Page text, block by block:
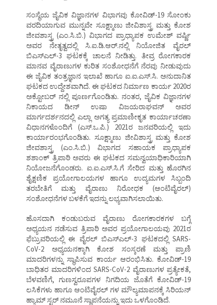
ಸಂಸ್ಥೆಯ ಜೈವಿಕ ವಿಜ್ಞಾನಗಳ ವಿಭಾಗವು ಕೋವಿಡ್-19 ಸೋಂಕು
ವರದಿಯಾಗುವ ಮುನ್ನವೇ ಸೂಕ್ಷ್ಮಾಣು ಜೀವಿಶಾಸ್ತ್ರ ಮತ್ತು ಕೋಶ
ಜೀವಶಾಸ್ತ್ರ (ಎಂ.ಸಿ.ಬಿ.) ವಿಭಾಗದ ಪ್ರಾಧ್ಯಾಪಕ ಉಮೇಶ್ ವರ್ಷ್ಣಿ
ಅವರ ನೇತೃತ್ವದಲ್ಲಿ ಸಿ.ಐ.ಡಿ.ಆರ್.ನಲ್ಲಿ ನಿಯೋಜಿತ ವೈರಲ್
ಬಿಎಸ್ಎಲ್-3 ಘಟಕಕ್ಕೆ ಚಾಲನೆ ನೀಡಿತ್ತು. ತೀವ್ರ ರೋಗಕಾರಕ
ಮಾನವ ವೈರಾಣುಗಳ ಕುರಿತ ಸಂಶೋಧನೆಗೆ ನೆರವು ನೀಡುವುದು
ಈ ಜೈವಿಕ ತಂತ್ರಜ್ಞಾನ ಇಲಾಖೆ ಹಾಗೂ ಐ.ಐ.ಎಸ್.ಸಿ. ಅನುದಾನಿತ
ಘಟಕದ ಉದ್ದೇಶವಾಗಿದೆ. ಈ ಘಟಕದ ನಿರ್ಮಾಣ ಕಾರ್ಯ 2020ರ
ಅಕ್ಟೋಬರ್ ನಲ್ಲಿ ಪೂರ್ಣಗೊಂಡಿತು. ನಂತರ, ಜೈವಿಕ ವಿಜ್ಞಾನಗಳ
ನಿಕಾಯದ ಡೀನ್ ಉಷಾ ವಿಜಯರಾಘವನ್ ಅವರ
ಮಾರ್ಗದರ್ಶನದಲ್ಲಿ ಎಲ್ಲಾ ಅಗತ್ಯ ಪ್ರಮಾಣೀಕೃತ ಕಾರ್ಯಾಚರಣಾ
ವಿಧಾನಗಳೊಂದಿಗೆ (ಎಸ್.ಒ.ಪಿ.) 2021ರ ಜನವರಿಯಲ್ಲಿ ಇದು
ಕಾರ್ಯಾರಂಭಗೊಂಡಿತು. ಸೂಕ್ಷ್ಮಾಣು ಜೀವಿಶಾಸ್ತ್ರ ಮತ್ತು ಕೋಶ
ಜೀವಶಾಸ್ತ್ರ (ಎಂ.ಸಿ.ಬಿ.) ವಿಭಾಗದ ಸಹಾಯಕ ಪ್ರಾಧ್ಯಾಪಕ
ಶಶಾಂಕ್ ತ್ರಿಪಾಠಿ ಅವರು ಈ ಘಟಕದ ಸಮನ್ವಯಾಧಿಕಾರಿಯಾಗಿ
ನಿಯೋಜನೆಗೊಂಡರು. ಐ.ಐ.ಎಸ್.ಸಿ.ಗೆ ಸೇರಿದ ಮತ್ತು ಹೊರಗಿನ
ಶೈಕ್ಷಣಿಕ ಪ್ರಯೋಗಾಲಯಗಳ ಹಾಗೂ ಉದ್ಯಮಗಳ ಸಿಬ್ಬಂದಿ
ತರಬೇತಿಗೆ ಮತ್ತು ವೈರಾಣು ನಿರೋಧಕ (ಆಂಟಿವೈರಲ್)
ಸಂಶೋಧನೆಗಳ ಬಳಕೆಗೆ ಇದನ್ನು ಲಭ್ಯವಾಗಿಸಲಾಯಿತು.
ಹೊಸದಾಗಿ ಕಂಡುಬರುವ ವೈರಾಣು ರೋಗಕಾರಕಗಳ ಬಗ್ಗೆ
ಅಧ್ಯಯನ ನಡೆಸುವ ತ್ರಿಪಾಠಿ ಅವರ ಪ್ರಯೋಗಾಲಯವು 2021ರ
ಫೆಬ್ರುವರಿಯಲ್ಲಿ ಈ ವೈರಲ್ ಬಿಎಸ್ಎಲ್-3 ಘಟಕದಲ್ಲಿ SARS-
CoV-2 ಅಧ್ಯಯನಕ್ಕಾಗಿ ಕೋಶ ಸಂಸ್ಕರಣೆ ಮತ್ತು ಪ್ರಾಣಿ
ಮಾದರಿಗಳನ್ನು ಸ್ಥಾಪಿಸುವ ಕಾರ್ಯ ಆರಂಭಿಸಿತು. ಕೋವಿಡ್-19
ಬಾಧಿತರ ಮಾದರಿಗಳಿಂದ SARS-CoV-2 ವೈರಾಣುಗಳ ಪ್ರತ್ಯೇಕತೆ,
ಬೆಳವಣಿಗೆ, ಗುಣಸ್ವರೂಪಗಳ ನಿಗದಿಯ ಜೊತೆಗೆ ಕೋವಿಡ್-19
ಲಸಿಕೆಗಳು ಹಾಗೂ ಆಂಟಿವೈರಲ್ ಗಳ ಮೌಲ್ಯಮಾಪನಕ್ಕೆ ಸಿರಿಯನ್
ಹ್ಯಾಮ್ ಸ್ಟರ್ ನಮೂನೆ ಸ್ಥಾಪನೆಯನ್ನು ಇದು ಒಳಗೊಂಡಿದೆ.